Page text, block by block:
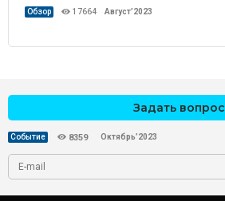
Обзор 17664 Август’2023
Задать вопрос
Событие 8359 Октябрь’2023